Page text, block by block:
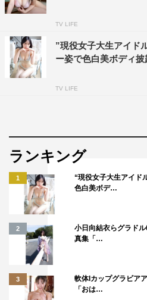
TV LIFE
”現役女子大生アイド
ー姿で色白美ボディ
TV LIFE
ランキング
1
“現役女子大生アイド
色白美ボデ…
2
小日向結衣らグラド
真集「…
3
軟体Iカップグラビア
「おは…